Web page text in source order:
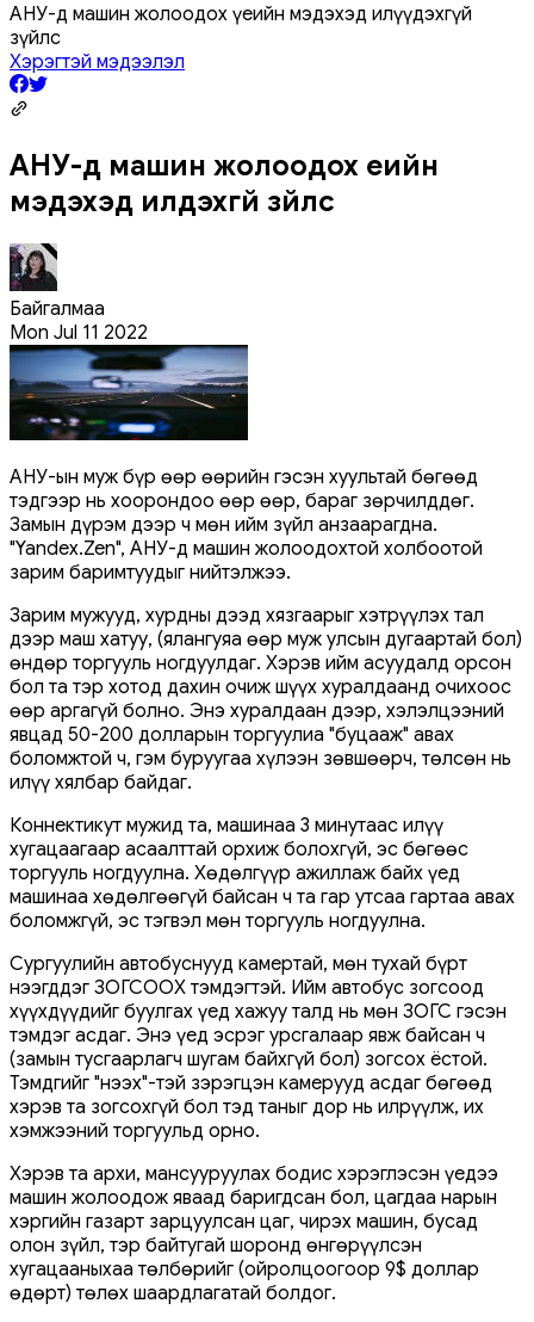
АНУ-д машин жолоодох үеийн мэдэхэд илүүдэхгүй
зүйлс
Хэрэгтэй мэдээлэл
АНУ-д машин жолоодох үеийн
мэдэхэд илүүдэхгүй зүйлс
Байгалмаа
Mon Jul 11 2022
АНУ-ын муж бүр өөр өөрийн гэсэн хуультай бөгөөд
тэдгээр нь хоорондоо өөр өөр, бараг зөрчилддөг.
Замын дүрэм дээр ч мөн ийм зүйл анзаарагдна.
"Yandex.Zen", АНУ-д машин жолоодохтой холбоотой
зарим баримтуудыг нийтэлжээ.
Зарим мужууд, хурдны дээд хязгаарыг хэтрүүлэх тал
дээр маш хатуу, (ялангуяа өөр муж улсын дугаартай бол)
өндөр торгууль ногдуулдаг. Хэрэв ийм асуудалд орсон
бол та тэр хотод дахин очиж шүүх хуралдаанд очихоос
өөр аргагүй болно. Энэ хуралдаан дээр, хэлэлцээний
явцад 50-200 долларын торгуулиа "буцааж" авах
боломжтой ч, гэм буруугаа хүлээн зөвшөөрч, төлсөн нь
илүү хялбар байдаг.
Коннектикут мужид та, машинаа 3 минутаас илүү
хугацаагаар асаалттай орхиж болохгүй, эс бөгөөс
торгууль ногдуулна. Хөдөлгүүр ажиллаж байх үед
машинаа хөдөлгөөгүй байсан ч та гар утсаа гартаа авах
боломжгүй, эс тэгвэл мөн торгууль ногдуулна.
Сургуулийн автобуснууд камертай, мөн тухай бүрт
нээгддэг ЗОГСООХ тэмдэгтэй. Ийм автобус зогсоод
хүүхдүүдийг буулгах үед хажуу талд нь мөн ЗОГС гэсэн
тэмдэг асдаг. Энэ үед эсрэг урсгалаар явж байсан ч
(замын тусгаарлагч шугам байхгүй бол) зогсох ёстой.
Тэмдгийг "нээх"-тэй зэрэгцэн камерууд асдаг бөгөөд
хэрэв та зогсохгүй бол тэд таныг дор нь илрүүлж, их
хэмжээний торгуульд орно.
Хэрэв та архи, мансууруулах бодис хэрэглэсэн үедээ
машин жолоодож яваад баригдсан бол, цагдаа нарын
хэргийн газарт зарцуулсан цаг, чирэх машин, бусад
олон зүйл, тэр байтугай шоронд өнгөрүүлсэн
хугацааныхаа төлбөрийг (ойролцоогоор 9$ доллар
өдөрт) төлөх шаардлагатай болдог.